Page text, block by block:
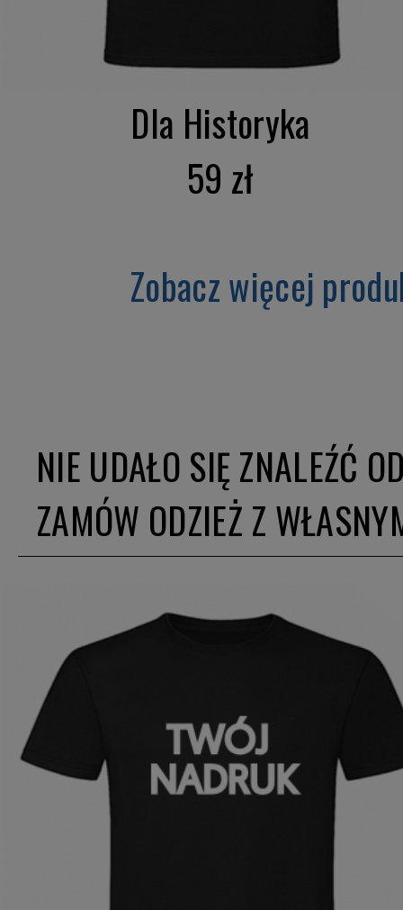
Dla Historyka
59 zł
Zobacz więcej
NIE UDAŁO SIĘ ZNALEŹĆ
ZAMÓW ODZIEŻ Z